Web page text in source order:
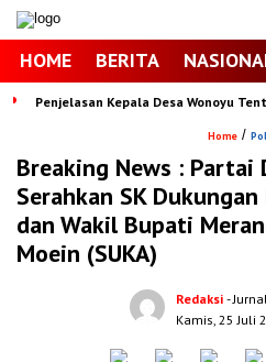
HOME BERITA
Penjelasan Kepala Desa Wonoyu
Home /
Breaking News : Partai
Serahkan SK
dan Wakil Bupati
Moein (SUKA)
Redaksi -
Kamis, 25 Juli